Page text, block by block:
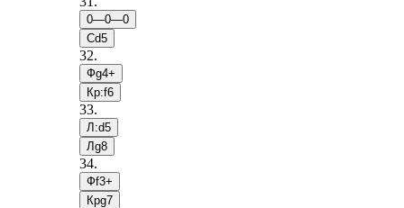
0—0—0
Сd5
32.
Фg4+
Кр:f6
33.
Л:d5
Лg8
34.
Фf3+
Крg7